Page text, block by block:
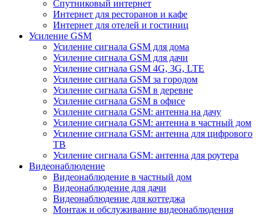
Спутниковый интернет
Интернет для ресторанов и кафе
Интернет для отелей и гостиниц
Усиление GSM
Усиление сигнала GSM для дома
Усиление сигнала GSM для дачи
Усиление сигнала GSM 4G, 3G, LTE
Усиление сигнала GSM за городом
Усиление сигнала GSM в деревне
Усиление сигнала GSM в офисе
Усиление сигнала GSM: антенна на дачу
Усиление сигнала GSM: антенна в частный дом
Усиление сигнала GSM: антенна для цифрового
ТВ
Усиление сигнала GSM: антенна для роутера
Видеонаблюдение
Видеонаблюдение в частный дом
Видеонаблюдение для дачи
Видеонаблюдение для коттеджа
Монтаж и обслуживание видеонаблюдения